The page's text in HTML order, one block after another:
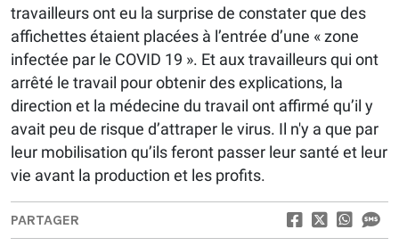
travailleurs ont eu la surprise de constater que des
affichettes étaient placées à l’entrée d’une « zone
infectée par le COVID 19 ». Et aux travailleurs qui ont
arrêté le travail pour obtenir des explications, la
direction et la médecine du travail ont affirmé qu’il y
avait peu de risque d’attraper le virus. Il n'y a que par
leur mobilisation qu’ils feront passer leur santé et leur
vie avant la production et les profits.
PARTAGER